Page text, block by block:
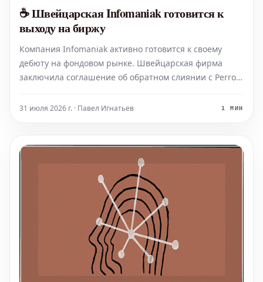
☕️ Швейцарская Infomaniak готовится к
выходу на биржу
Компания Infomaniak активно готовится к своему
дебюту на фондовом рынке. Швейцарская фирма
заключила соглашение об обратном слиянии с Perrot
более чем вековой историей (основана в 1905 году).
31 июля 2026 г. · Павел Игнатьев 1 МИН